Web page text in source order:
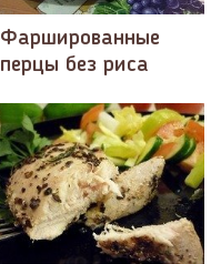
Фаршированные
перцы без риса